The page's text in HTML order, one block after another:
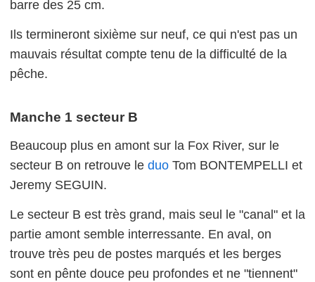
barre des 25 cm.
Ils termineront sixième sur neuf, ce qui n'est pas un
mauvais résultat compte tenu de la difficulté de la
pêche.
Manche 1 secteur B
Beaucoup plus en amont sur la Fox River, sur le
secteur B on retrouve le duo Tom BONTEMPELLI et
Jeremy SEGUIN.
Le secteur B est très grand, mais seul le "canal" et la
partie amont semble interressante. En aval, on
trouve très peu de postes marqués et les berges
sont en pênte douce peu profondes et ne "tiennent"